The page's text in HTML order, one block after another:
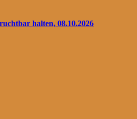
halten, 08.10.2026